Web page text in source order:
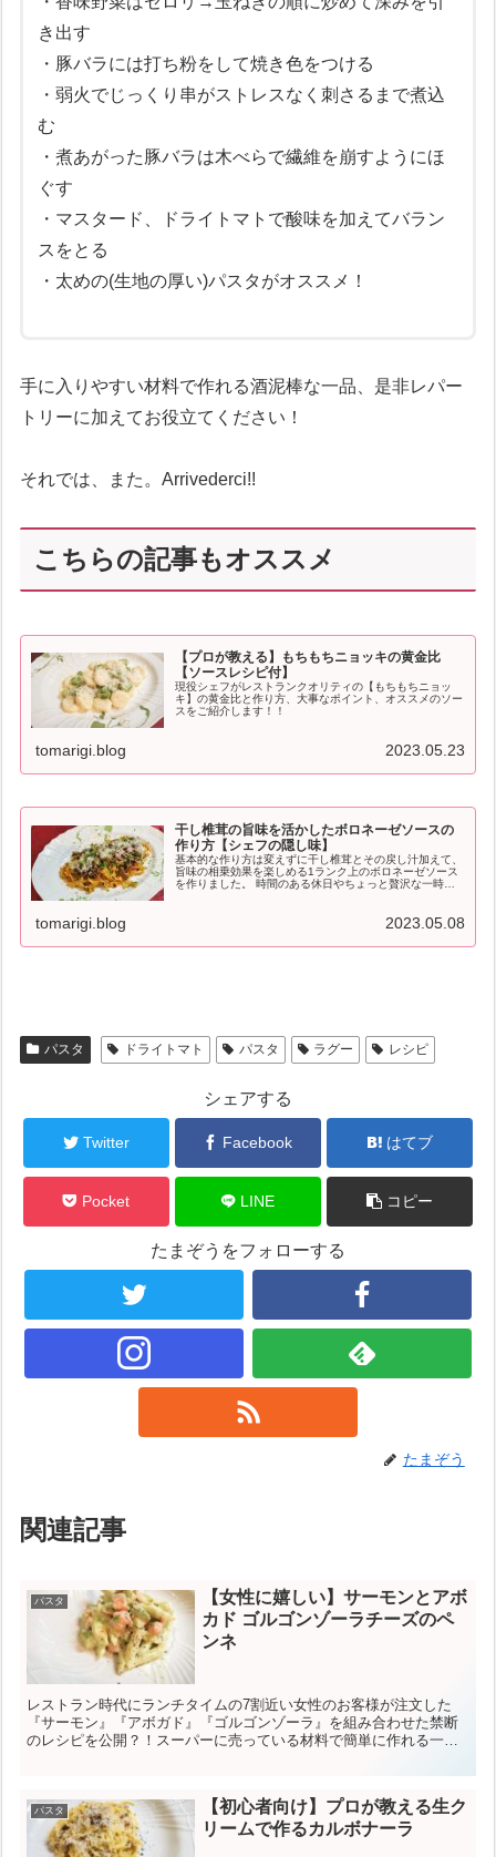
き出す
・豚バラには打ち粉をして焼き色をつける
・弱火でじっくり串がストレスなく刺さるまで煮込
む
・煮あがった豚バラは木べらで繊維を崩すようにほ
ぐす
・マスタード、ドライトマトで酸味を加えてバラン
スをとる
・太めの(生地の厚い)パスタがオススメ！
手に入りやすい材料で作れる酒泥棒な一品、是非レパー
トリーに加えてお役立てください！
それでは、また。Arrivederci!!
こちらの記事もオススメ
【プロが教える】もちもちニョッキの黄金比
【ソースレシピ付】
現役シェフがレストランクオリティの【もちもちニョッ
キ】の黄金比と作り方、大事なポイント、オススメのソー
スをご紹介します！！
tomarigi.blog 2023.05.23
干し椎茸の旨味を活かしたボロネーゼソースの
作り方【シェフの隠し味】
基本的な作り方は変えずに干し椎茸とその戻し汁加えて、
旨味の相乗効果を楽しめる1ランク上のボロネーゼソース
を作りました。 時間のある休日やちょっと贅沢な一時に
tomarigi.blog 2023.05.08
パスタ ドライトマト パスタ ラグー レシピ
シェアする
Twitter Facebook はてブ
Pocket LINE コピー
たまぞうをフォローする
たまぞう
関連記事
パスタ
【女性に嬉しい】サーモンとアボ
カド ゴルゴンゾーラチーズのペ
ンネ
レストラン時代にランチタイムの7割近い女性のお客様が注文した
『サーモン』『アボガド』『ゴルゴンゾーラ』を組み合わせた禁断
のレシピを公開？！スーパーに売っている材料で簡単に作れる一品
パスタ
【初心者向け】プロが教える生ク
リームで作るカルボナーラ